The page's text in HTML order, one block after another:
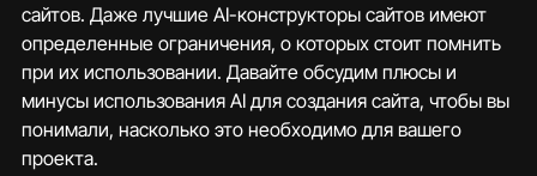
сайтов. Даже лучшие AI-конструкторы сайтов имеют
определенные ограничения, о которых стоит помнить
при их использовании. Давайте обсудим плюсы и
минусы использования AI для создания сайта, чтобы вы
понимали, насколько это необходимо для вашего
проекта.